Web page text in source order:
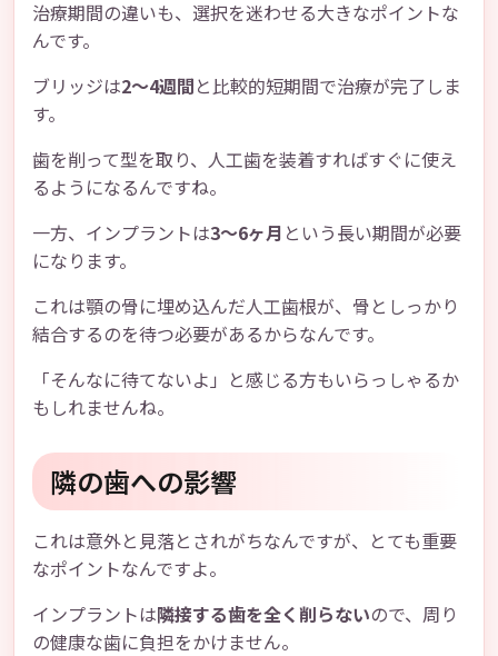
治療期間の違いも、選択を迷わせる大きなポイントな
んです。
ブリッジは2〜4週間と比較的短期間で治療が完了しま
す。
歯を削って型を取り、人工歯を装着すればすぐに使え
るようになるんですね。
一方、インプラントは3〜6ヶ月 という長い期間が必要
になります。
これは顎の骨に埋め込んだ人工歯根が、骨としっかり
結合するのを待つ必要があるからなんです。
「そんなに待てないよ」と感じる方もいらっしゃるか
もしれませんね。
隣の歯への影響
これは意外と見落とされがちなんですが、とても重要
なポイントなんですよ。
インプラントは隣接する歯を全く削らないので、周り
の健康な歯に負担をかけません。